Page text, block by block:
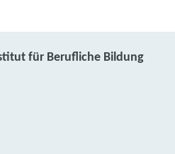
für Berufliche Bildung